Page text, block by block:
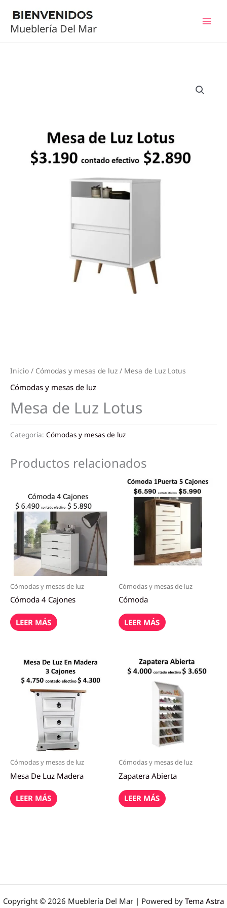
contenido
Mueblería Del Mar
Inicio / Cómodas y mesas de luz / Mesa de Luz Lotus
Cómodas y mesas de luz
Mesa de Luz Lotus
Categoría: Cómodas y mesas de luz
Productos relacionados
Cómodas y mesas de luz
Cómoda 4 Cajones
LEER MÁS
Cómodas y mesas de luz
Cómoda
LEER MÁS
Cómodas y mesas de luz
Mesa De Luz Madera
LEER MÁS
Cómodas y mesas de luz
Zapatera Abierta
LEER MÁS
Copyright © 2026 Mueblería Del Mar | Powered by Tema Astra